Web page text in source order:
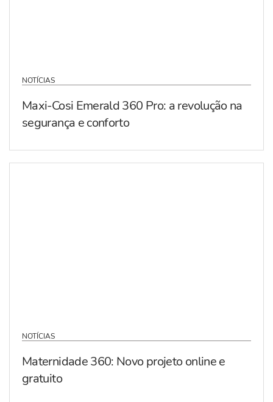
NOTÍCIAS
Maxi-Cosi Emerald 360 Pro: a revolução na
segurança e conforto
NOTÍCIAS
Maternidade 360: Novo projeto online e
gratuito